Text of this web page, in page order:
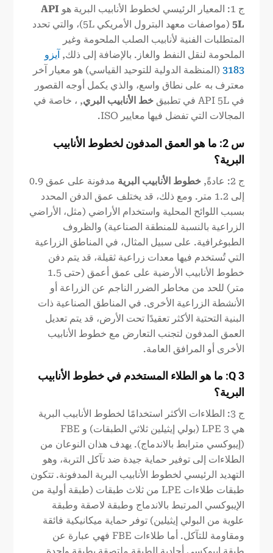
ج 1: المعيار الرئيسي لخطوط الأنابيب البرية هو
API
5L
(مواصفات معهد البترول الأمريكي 5L)، والتي تحدد
المتطلبات الفنية لأنابيب الصلب الملحومة وغير
الملحومة لنقل النفط والغاز. بالإضافة إلى ذلك, آيزو
3183 (المنظمة الدولية للتوحيد القياسي) هو معيار آخر
معترف به على نطاق واسع، والذي يكمل أوجه القصور
في API 5L في تطبيق
خط الأنابيب البري, ، خاصة في
المجالات التي تفضل فيها معايير ISO.
س 2: ما هو العمق المدفون لخطوط الأنابيب
البرية؟
ج 2: عادةً, خطوط الأنابيب البرية
مدفونة على عمق 0.9
إلى 1.2 متر. ومع ذلك، قد يختلف عمق الدفن المحدد
بسبب اللوائح المحلية واستخدام الأراضي (مثل، الأراضي
الزراعية بالنسبة للمنطقة الصناعية) والظروف
الطبوغرافية. على سبيل المثال، في المناطق الزراعية
التي تُستخدم فيها معدات زراعية ثقيلة، قد يتم دفن
خطوط الأنابيب الأرضية على عمق أعمق (حتى 1.5
متر) للحد من مخاطر الضرر الناجم عن الزراعة أو
الأنشطة الزراعية الأخرى. في المناطق الصناعية ذات
البنية التحتية الأكثر تعقيدًا تحت الأرض، قد يتم تعديل
العمق المدفون لتجنب التعارض مع خطوط الأنابيب
الأخرى أو المرافق العامة.
Q3: ما هو الطلاء المستخدم في خطوط الأنابيب
البرية؟
ج 3: الطلاءات الأكثر استخدامًا لخطوط الأنابيب البرية
هي 3 LPE (بولي إيثيلين ثلاثي الطبقات) و FBE
(إيبوكسي مترابط بالاندماج). يهدف هذان النوعان من
الطلاءات إلى توفير حماية جيدة ضد تآكل التربة، وهو
التهديد الرئيسي لخطوط الأنابيب البرية المدفونة. تتكون
طبقات طلاءات LPE من ثلاث طبقات (طبقة أولية من
الإيبوكسي المرتبط بالاندماج وطبقة لاصقة وطبقة
علوية من البولي إيثيلين) توفر حماية ميكانيكية فائقة
ومقاومة للتآكل. أما طلاءات FBE فهي عبارة عن